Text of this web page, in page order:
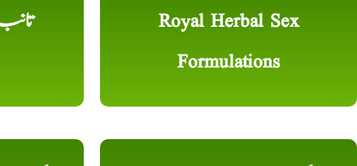
Royal Herbal Sex
Formulations